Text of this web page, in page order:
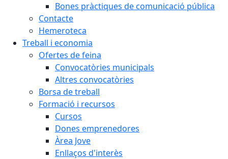
Bones pràctiques de comunicació pública
Contacte
Hemeroteca
Treball i economia
Ofertes de feina
Convocatòries municipals
Altres convocatòries
Borsa de treball
Formació i recursos
Cursos
Dones emprenedores
Àrea Jove
Enllaços d'interès